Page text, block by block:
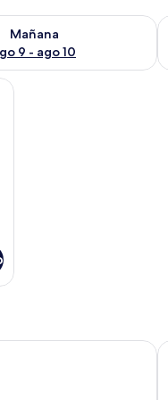
Mañana
9 - ago 10
para mañana
camas, una mesita de noche